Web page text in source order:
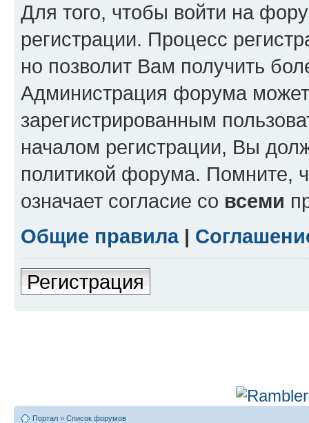
Для того, чтобы войти на
регистрации. Процесс
но позволит Вам получить
Администрация форума может
зарегистрированным
началом регистрации, Вы
политикой форума. Помните,
означает согласие со всеми
Общие правила|
Регистрация
Портал » Список форумов